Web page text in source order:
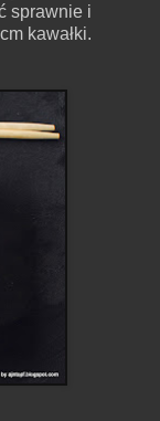
sprawnie i
kawałki.